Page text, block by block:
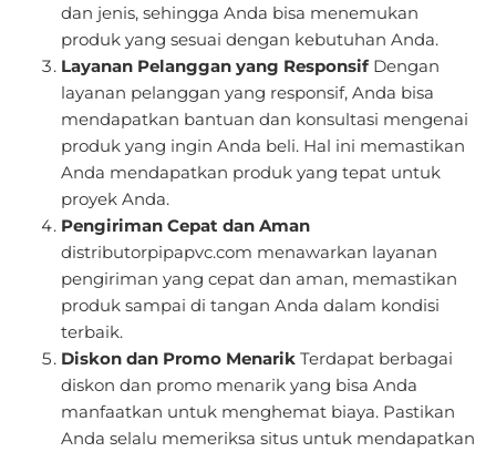
dan jenis, sehingga Anda bisa menemukan
produk yang sesuai dengan kebutuhan Anda.
Layanan Pelanggan yang Responsif Dengan
layanan pelanggan yang responsif, Anda bisa
mendapatkan bantuan dan konsultasi mengenai
produk yang ingin Anda beli. Hal ini memastikan
Anda mendapatkan produk yang tepat untuk
proyek Anda.
Pengiriman Cepat dan Aman
distributorpipapvc.com menawarkan layanan
pengiriman yang cepat dan aman, memastikan
produk sampai di tangan Anda dalam kondisi
terbaik.
Diskon dan Promo Menarik Terdapat berbagai
diskon dan promo menarik yang bisa Anda
manfaatkan untuk menghemat biaya. Pastikan
Anda selalu memeriksa situs untuk mendapatkan